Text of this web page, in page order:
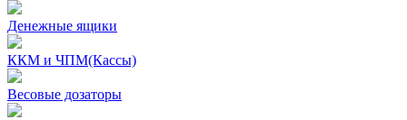
Денежные ящики
ККМ и ЧПМ(Кассы)
Весовые дозаторы